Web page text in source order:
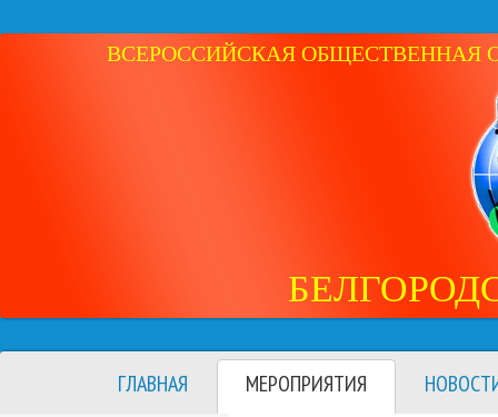
ВСЕРОССИЙСКАЯ ОБЩЕСТВЕННАЯ
ГЛАВНАЯ МЕРОПРИЯТИЯ